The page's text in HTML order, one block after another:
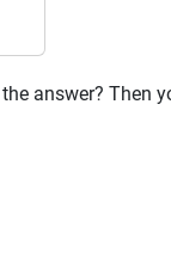
answer? Then